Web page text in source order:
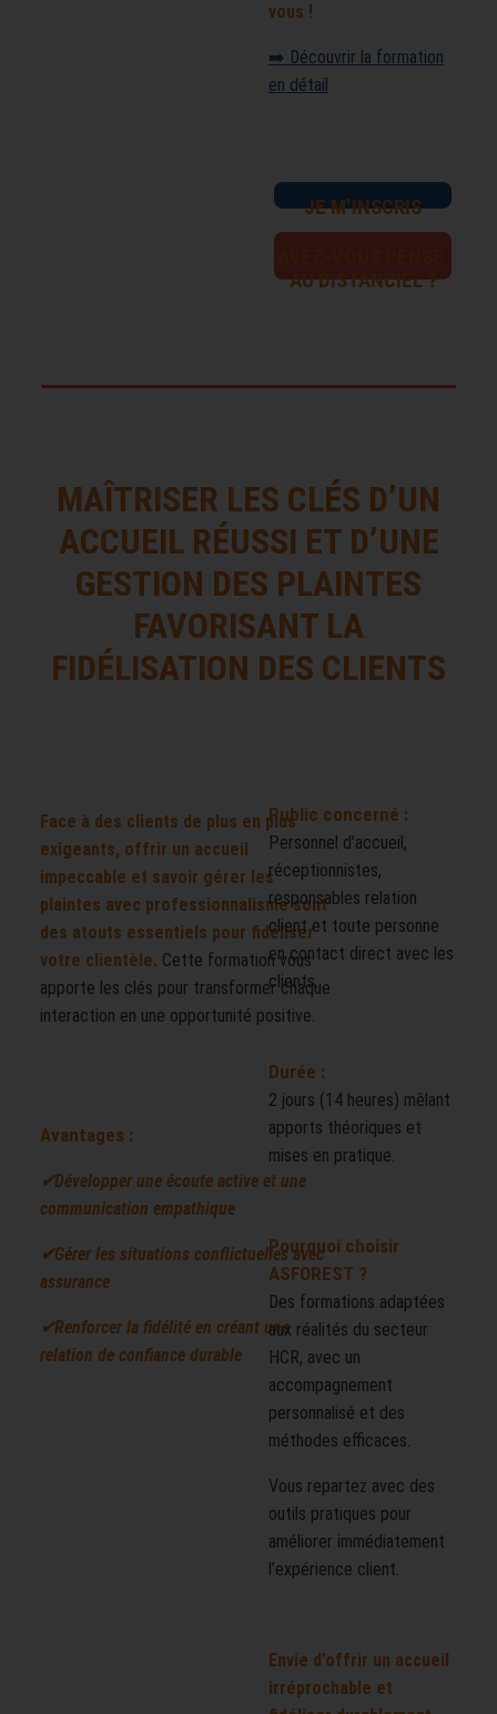
vous !
➡️ Découvrir la formation
en détail
JE M’INSCRIS
AU DISTANCIEL ?
MAÎTRISER LES CLÉS D’UN
ACCUEIL RÉUSSI ET D’UNE
GESTION DES PLAINTES
FAVORISANT LA
FIDÉLISATION DES CLIENTS
Face à des clients de plus en plus
exigeants, offrir un accueil
impeccable et savoir gérer les
plaintes avec professionnalisme sont
des atouts essentiels pour fidéliser
votre clientèle. Cette formation vous
apporte les clés pour transformer chaque
interaction en une opportunité positive.
Avantages :
✔Développer une écoute active et une
communication empathique
✔Gérer les situations conflictuelles avec
assurance
✔Renforcer la fidélité en créant une
relation de confiance durable
Public concerné :
Personnel d’accueil,
réceptionnistes,
responsables relation
client et toute personne
en contact direct avec les
clients.
Durée :
2 jours (14 heures) mêlant
apports théoriques et
mises en pratique.
Pourquoi choisir
ASFOREST ?
Des formations adaptées
aux réalités du secteur
HCR, avec un
accompagnement
personnalisé et des
méthodes efficaces.
Vous repartez avec des
outils pratiques pour
améliorer immédiatement
l’expérience client.
Envie d’offrir un accueil
irréprochable et